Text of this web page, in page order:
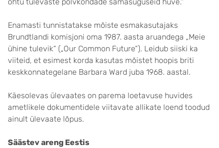
Enamasti tunnistatakse mõiste esmakasutajaks
Brundtlandi komisjoni oma 1987. aasta aruandega „Meie
ühine tulevik“ („Our Common Future“). Leidub siiski ka
viiteid, et esimest korda kasutas mõistet hoopis briti
keskkonnategelane Barbara Ward juba 1968. aastal.
Käesolevas ülevaates on parema loetavuse huvides
ametlikele dokumentidele viitavate allikate loend toodud
ainult ülevaate lõpus.
Säästev areng Eestis